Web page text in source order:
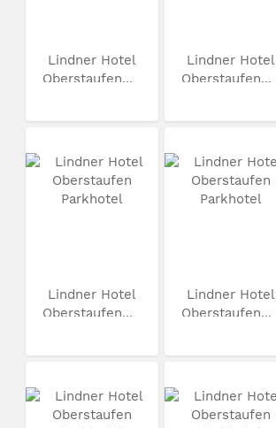
Lindner Hotel
Oberstaufen...
Lindner Hotel
Oberstaufen...
Lindner Hotel
Oberstaufen...
Lindner Hotel
Oberstaufen...